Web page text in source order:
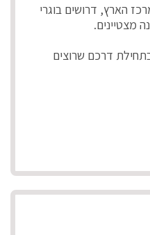
הארץ, דרושים בוגרי
מצטיינים.
דרכם שרוצים